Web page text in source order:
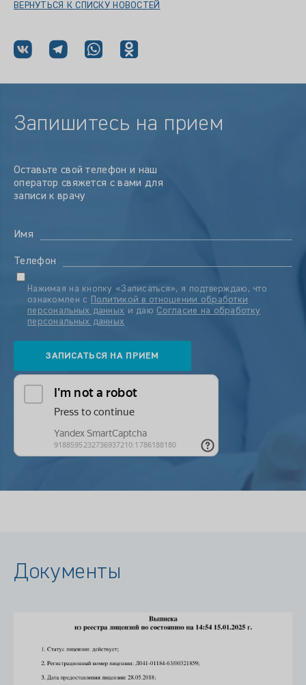
ВЕРНУТЬСЯ К СПИСКУ НОВОСТЕЙ
Запишитесь на прием
Оставьте свой телефон и наш
оператор свяжется с вами для
записи к врачу
Имя
Телефон
Нажимая на кнопку «Записаться», я подтверждаю, что
ознакомлен с
Политикой в отношении обработки
персональных данных и даю Согласие на обработку
персональных данных
Документы